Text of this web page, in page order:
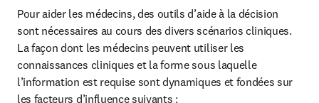
Pour aider les médecins, des outils d’aide à la décision
sont nécessaires au cours des divers scénarios cliniques.
La façon dont les médecins peuvent utiliser les
connaissances cliniques et la forme sous laquelle
l’information est requise sont dynamiques et fondées sur
les facteurs d’influence suivants :